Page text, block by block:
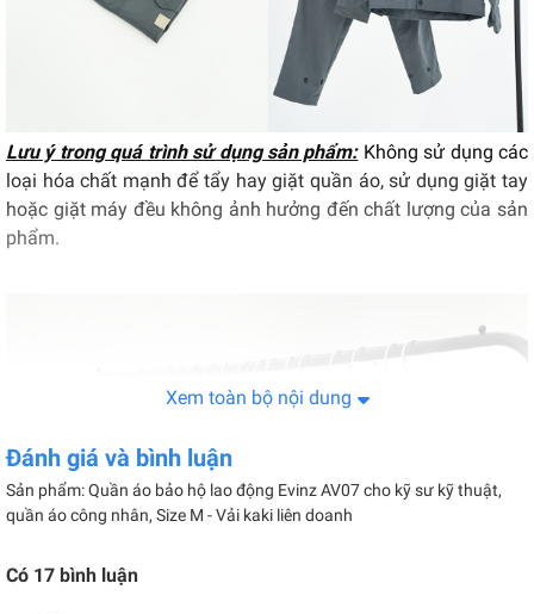
Lưu ý trong quá trình sử dụng sản phẩm:Không sử dụng các
loại hóa chất mạnh để tẩy hay giặt quần áo, sử dụng giặt tay
hoặc giặt máy đều không ảnh hưởng đến chất lượng của sản
phẩm.
Xem toàn bộ nội dung
Đánh giá và bình luận
Sản phẩm: Quần áo bảo hộ lao động Evinz AV07 cho kỹ sư kỹ thuật,
quần áo công nhân, Size M - Vải kaki liên doanh
Có 17 bình luận